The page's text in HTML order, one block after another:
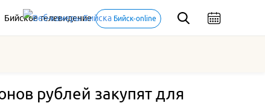
Бийское телевидение Бийск-online
рублей закупят для